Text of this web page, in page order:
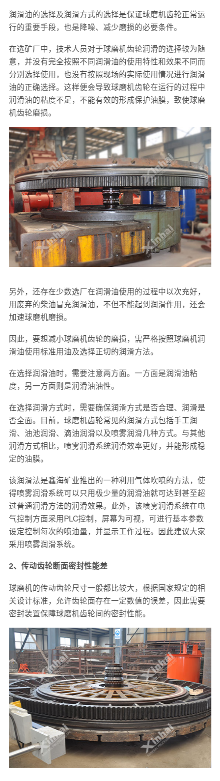
润滑油的选择及润滑方式的选择是保证球磨机齿轮正常运
行的重要手段，也是降噪、减少磨损的必要条件。
在选矿厂中，技术人员对于球磨机齿轮润滑的选择较为随
意，并没有完全按照不同润滑油的使用特性和效果不同而
分别选择使用，也没有按照现场的实际使用情况进行润滑
油的正确选择。这样便会导致球磨机齿轮在运行的过程中
润滑油的粘度不足，不能有效的形成保护油膜，致使球磨
机齿轮磨损。
另外，还存在少数选厂在润滑油使用的过程中以次充好，
用废弃的柴油冒充润滑油，不但不能起到润滑作用，还会
加速球磨机磨损。
因此，要想减小球磨机齿轮的磨损，需严格按照球磨机润
滑油使用标准用油及选择正切的润滑方法。
在选择润滑油时，需要注意两方面。一方面是润滑油粘
度，另一方面则是润滑油油性。
在选择润滑方式时，需要确保润滑方式是否合理、润滑是
否全面。目前，球磨机齿轮常见的润滑方式包括手工润
滑、油池润滑、滴油润滑以及喷雾润滑几种方式。与其他
润滑方式相比，喷雾润滑系统润滑效率更好，并能形成稳
定的油膜。
该润滑法是鑫海矿业推出的一种利用气体吹喷的方法，使
得喷雾润滑系统可以只用极少量的润滑油就可达到甚至超
过普通润滑方法的润滑效果。此外，该喷雾润滑系统在电
气控制方面采用PLC控制，屏幕为可视，可进行基本参数
设定控制每次的喷油量，并显示工作过程。因此建议大家
采用喷雾润滑系统。
2、传动齿轮断面密封性能差
球磨机的传动齿轮尺寸一般都比较大，根据国家规定的相
关设计标准，允许齿轮面存在一定数值的误差，因此需要
密封装置保障球磨机齿轮间的密封性能。